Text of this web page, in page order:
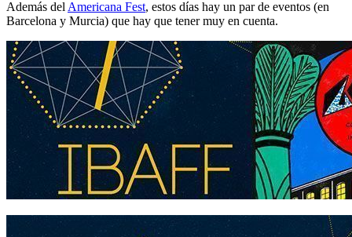
Además del Americana Fest, estos días hay un par de eventos (en
Barcelona y Murcia) que hay que tener muy en cuenta.